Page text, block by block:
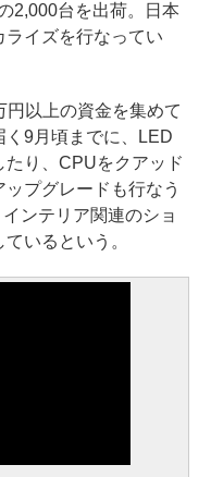
2,000台を出荷。日本
イズを行なってい
以上の資金を集めて
く9月頃までに、LED
り、CPUをクアッド
プグレードも行なう
ンテリア関連のショ
いるという。